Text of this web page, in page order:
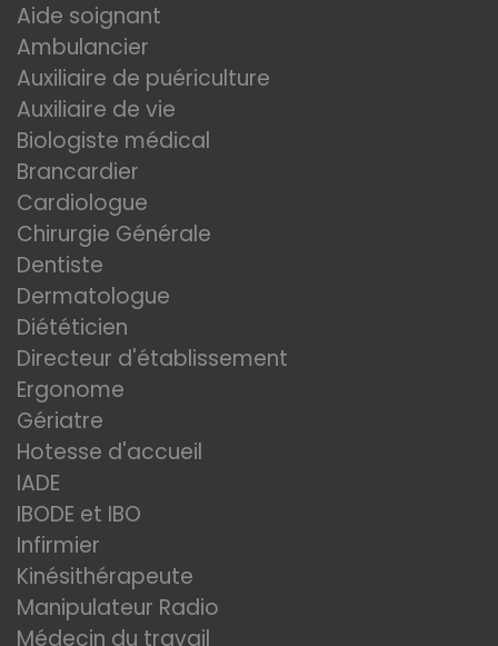
Aide soignant
Ambulancier
Auxiliaire de puériculture
Auxiliaire de vie
Biologiste médical
Brancardier
Cardiologue
Chirurgie Générale
Dentiste
Dermatologue
Diététicien
Directeur d'établissement
Ergonome
Gériatre
Hotesse d'accueil
IADE
IBODE et IBO
Infirmier
Kinésithérapeute
Manipulateur Radio
Médecin du travail